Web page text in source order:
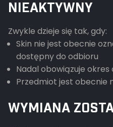
NIEAKTYWNY
Zwykle dzieje się tak, gdy:
Skin nie jest obecnie
dostępny do odbioru
Nadal obowiązuje
Przedmiot jest obecnie
WYMIANA